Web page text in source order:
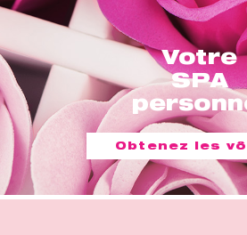
Votre
SPA
Obtenez les